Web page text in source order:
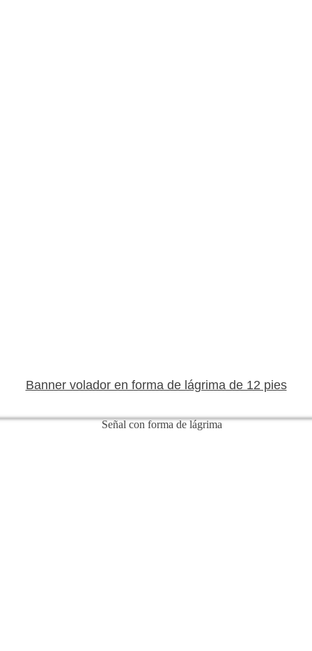
Banner volador en forma de lágrima de 12 pies